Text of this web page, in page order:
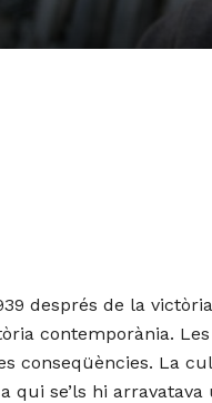
després de la
contemporània.
conseqüències. La
qui se’ls hi